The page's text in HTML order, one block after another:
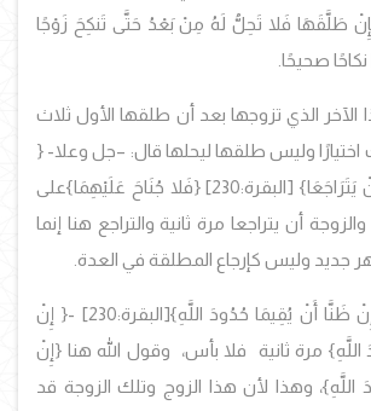
طَلَّقَهَا فَلا تَحِلُّ لَهُ مِنْ بَعْدُ حَتَّى تَنكِحَ زَوْجًا
صحيحًا.
الآخر الذي تزوجها بعد أن طلقها الأول ثلاث
وليس طلقها ليحلها قال: –جل وعلا- {
يَتَرَاجَعَا} [البقرة:230] {فَلا جُنَاحَ عَلَيْهِمَا}على
أن يتراجعا مرة ثانية والتراجع هنا إنما
جديد وليس كإرجاع المطلقة في العدة.
ظَنَّا أَنْ يُقِيمَا حُدُودَ اللَّهِ}[البقرة:230] - { إِنْ
} مرة ثانية فلا بأس، وقول الله هنا {إِنْ
اللَّهِ}، وهذا لأن هذا الزوج وتلك الزوجة قد